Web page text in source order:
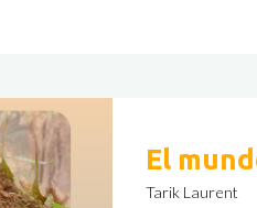
El
Tarik Laurent